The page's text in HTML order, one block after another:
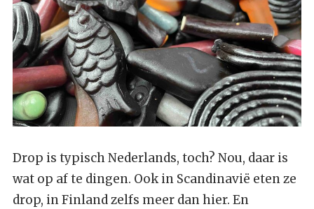
Drop is typisch Nederlands, toch? Nou, daar is
wat op af te dingen. Ook in Scandinavië eten ze
drop, in Finland zelfs meer dan hier. En